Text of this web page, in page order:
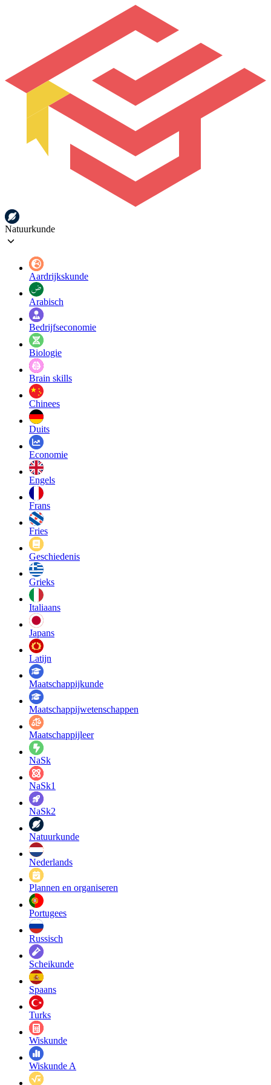
Natuurkunde
Aardrijkskunde
Arabisch
Bedrijfseconomie
Biologie
Brain skills
Chinees
Duits
Economie
Engels
Frans
Fries
Geschiedenis
Grieks
Italiaans
Japans
Latijn
Maatschappij­kunde
Maatschappij­wetenschappen
Maatschappijleer
NaSk
NaSk1
NaSk2
Natuurkunde
Nederlands
Plannen en organiseren
Portugees
Russisch
Scheikunde
Spaans
Turks
Wiskunde
Wiskunde A